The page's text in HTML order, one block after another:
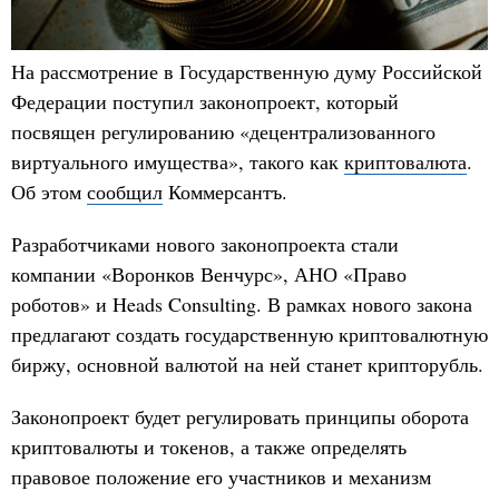
На рассмотрение в Государственную думу Российской
Федерации поступил законопроект, который
посвящен регулированию «децентрализованного
виртуального имущества», такого как криптовалюта.
Об этом сообщил Коммерсантъ.
Разработчиками нового законопроекта стали
компании «Воронков Венчурс», АНО «Право
роботов» и Heads Consulting. В рамках нового закона
предлагают создать государственную криптовалютную
биржу, основной валютой на ней станет крипторубль.
Законопроект будет регулировать принципы оборота
криптовалюты и токенов, а также определять
правовое положение его участников и механизм